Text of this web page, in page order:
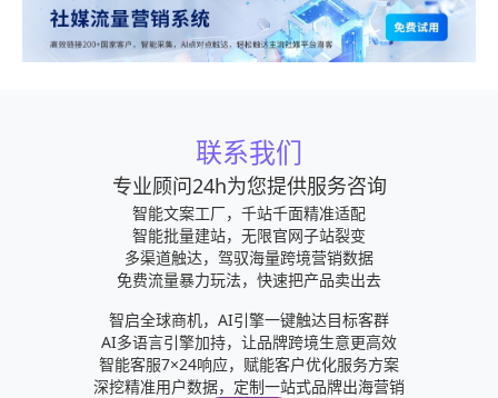
联系我们
专业顾问24h为您提供服务咨询
智能文案工厂，千站千面精准适配
智能批量建站，无限官网子站裂变
多渠道触达，驾驭海量跨境营销数据
免费流量暴力玩法，快速把产品卖出去
智启全球商机，AI引擎一键触达目标客群
AI多语言引擎加持，让品牌跨境生意更高效
智能客服7×24响应，赋能客户优化服务方案
深挖精准用户数据，定制一站式品牌出海营销